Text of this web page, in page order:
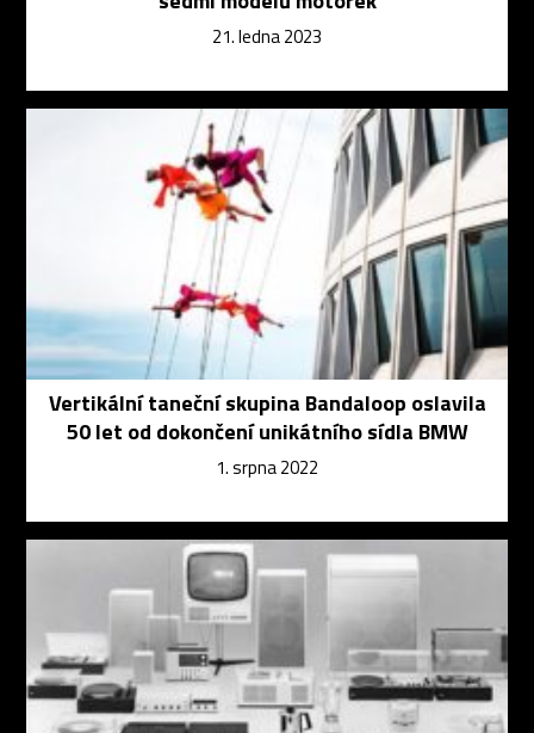
21. ledna 2023
Vertikální taneční skupina Bandaloop oslavila
50 let od dokončení unikátního sídla BMW
1. srpna 2022